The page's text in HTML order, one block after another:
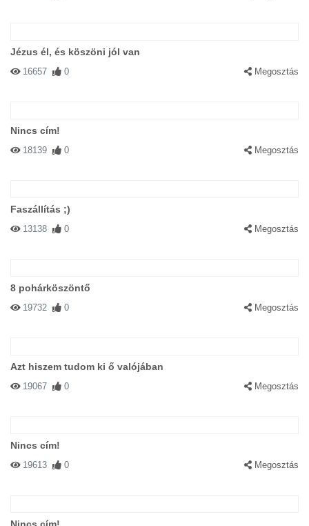
Jézus él, és köszöni jól van
16657 0 Megosztás
Nincs cím!
18139 0 Megosztás
Faszállítás ;)
13138 0 Megosztás
8 pohárköszöntő
19732 0 Megosztás
Azt hiszem tudom ki ő valójában
19067 0 Megosztás
Nincs cím!
19613 0 Megosztás